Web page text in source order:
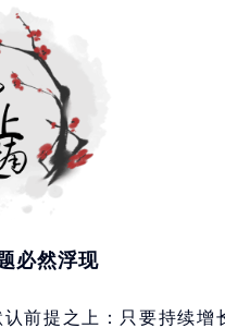
必然浮现
前提之上：只要持续增